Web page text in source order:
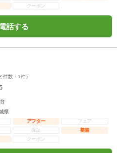
クーポン
電話する
件数： 1件）
5
台
県
アフター
フェア
保証
整備
クーポン